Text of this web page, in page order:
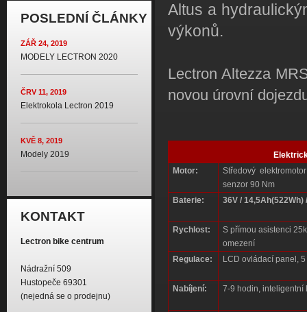
POSLEDNÍ ČLÁNKY
ZÁŘ 24, 2019
MODELY LECTRON 2020
ČRV 11, 2019
Elektrokola Lectron 2019
KVĚ 8, 2019
Modely 2019
KONTAKT
Lectron bike centrum
Nádražní 509
Hustopeče 69301
(nejedná se o prodejnu)
Altus a
výkonů.
Lectron Altezza
novou úrovní
Motor:
Středový
senzor 90 Nm
Baterie:
36V / 14,5Ah(522Wh)
Rychlost:
S přímou asistenci
omezení
Regulace:
LCD ovládací panel,
Nabíjení: 7-9 hodin, inteligentní